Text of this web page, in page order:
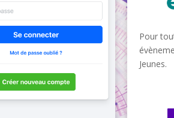
Pour
Jeunes.